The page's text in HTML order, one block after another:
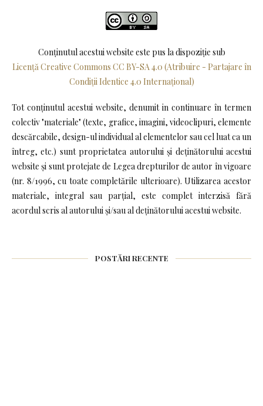
Conținutul acestui website este pus la dispoziţie sub
Licență Creative Commons CC BY-SA 4.0 (Atribuire - Partajare în
Condiții Identice 4.0 Internațional)
Tot conținutul acestui website, denumit in continuare în termen
colectiv "materiale" (texte, grafice, imagini, videoclipuri, elemente
descărcabile, design-ul individual al elementelor sau cel luat ca un
întreg, etc.) sunt proprietatea autorului și deținătorului acestui
website și sunt protejate de Legea drepturilor de autor în vigoare
(nr. 8/1996, cu toate completările ulterioare). Utilizarea acestor
materiale, integral sau parțial, este complet interzisă fără
acordul scris al autorului și/sau al deținătorului acestui website.
POSTĂRI RECENTE